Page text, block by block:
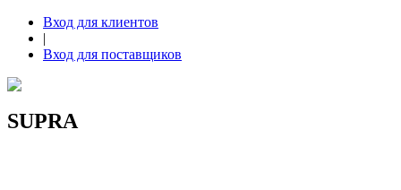
Вход для клиентов
|
Вход для поставщиков
SUPRA